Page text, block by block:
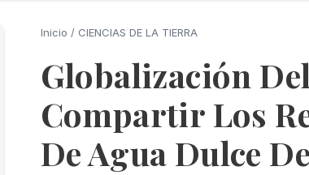
Inicio / CIENCIAS DE LA TIERRA
Globalización
Compartir Los
De Agua Dulce